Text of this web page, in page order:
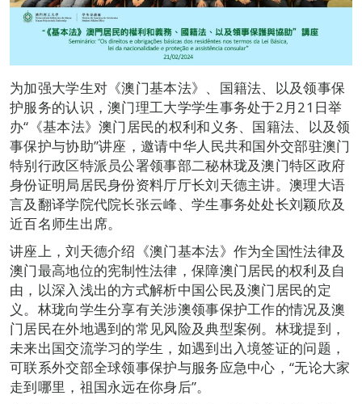
为加强大学生对《澳门基本法》、国籍法、以及领事保
护服务的认识，澳门理工大学学生事务处于2月21日举
办“《基本法》澳门居民的权利和义务、国籍法、以及领
事保护与协助”讲座，邀请中华人民共和国外交部驻澳门
特别行政区特派员公署领事部二秘林珑及澳门特区政府
身份证明局居民身份资料厅厅长刘天德主讲。澳理大语
言及翻译学院代院长张云峰、学生事务处处长刘颖欣及
近百名师生出席。
讲座上，刘天德介绍《澳门基本法》作为全国性法律及
澳门最高地位的宪制性法律，保障澳门居民的权利及自
由，以深入浅出的方式解析中国公民及澳门居民的定
义。林珑向学生分享有关涉澳领事保护工作的情况及澳
门居民在外地遇到的常见风险及典型案例。林珑提到，
未来出国交流学习的学生，如遇到出入境签证的问题，
可联系外交部全球领事保护与服务应急中心，“无论大家
走到哪里，祖国永远在你身后”。